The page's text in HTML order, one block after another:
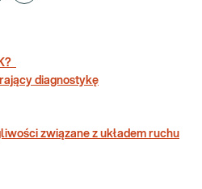
diagnostykę
związane z układem ruchu